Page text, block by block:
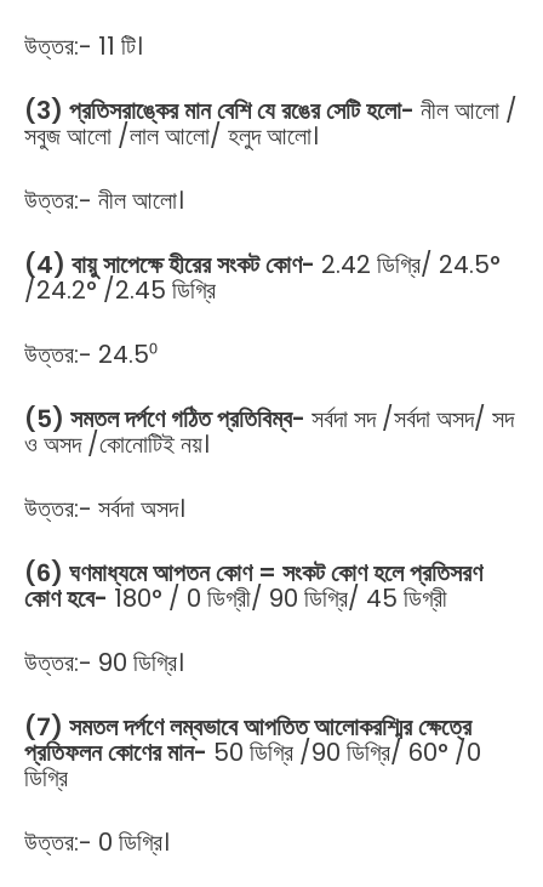
উত্তর:- 11 টি।
(3) প্রতিসরাঙ্কের মান বেশি যে রঙের সেটি হলো- নীল আলো /
সবুজ আলো /লাল আলো/ হলুদ আলো।
উত্তর:- নীল আলো।
(4) বায়ু সাপেক্ষে হীরের সংকট কোণ- 2.42 ডিগ্রি/ 24.5°
/24.2° /2.45 ডিগ্রি
উত্তর:- 24.5⁰
(5) সমতল দর্পণে গঠিত প্রতিবিম্ব- সর্বদা সদ /সর্বদা অসদ/ সদ
ও অসদ /কোনোটিই নয়।
উত্তর:- সর্বদা অসদ।
(6) ঘণমাধ্যমে আপতন কোণ = সংকট কোণ হলে প্রতিসরণ
কোণ হবে- 180° / 0 ডিগ্রী/ 90 ডিগ্রি/ 45 ডিগ্রী
উত্তর:- 90 ডিগ্রি।
(7) সমতল দর্পণে লম্বভাবে আপতিত আলোকরশ্মির ক্ষেত্রে
প্রতিফলন কোণের মান- 50 ডিগ্রি /90 ডিগ্রি/ 60° /0
ডিগ্রি
উত্তর:- 0 ডিগ্রি।